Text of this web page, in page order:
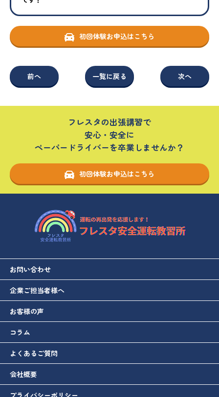
初回体験お申込はこちら
前へ 一覧に戻る 次へ
フレスタの出張講習で
安心・安全に
ペーパードライバーを卒業しませんか？
初回体験お申込はこちら
お問い合わせ
企業ご担当者様へ
お客様の声
コラム
よくあるご質問
会社概要
プライバシーポリシー